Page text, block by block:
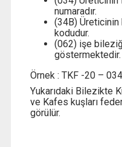
numaradır.
(34B) Üreticinin
kodudur.
(062) işe
göstermektedir.
Örnek : TKF -20 –
Yukarıdaki Bilezikte
ve Kafes kuşları
görülür.